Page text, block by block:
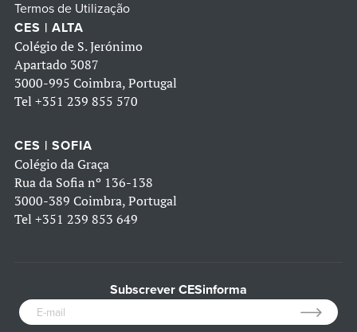
Termos de Utilização
CES | ALTA
Colégio de S. Jerónimo
Apartado 3087
3000-995 Coimbra, Portugal
Tel +351 239 855 570
CES | SOFIA
Colégio da Graça
Rua da Sofia nº 136-138
3000-389 Coimbra, Portugal
Tel +351 239 853 649
Subscrever CESinforma